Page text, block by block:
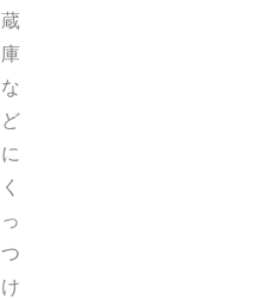
蔵
庫
な
ど
に
く
っ
つ
け